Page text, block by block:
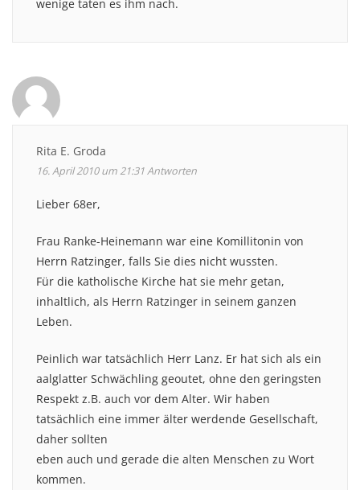
wenige taten es ihm nach.
Rita E. Groda
16. April 2010 um 21:31Antworten
Lieber 68er,
Frau Ranke-Heinemann war eine Komillitonin von
Herrn Ratzinger, falls Sie dies nicht wussten.
Für die katholische Kirche hat sie mehr getan,
inhaltlich, als Herrn Ratzinger in seinem ganzen
Leben.
Peinlich war tatsächlich Herr Lanz. Er hat sich als ein
aalglatter Schwächling geoutet, ohne den geringsten
Respekt z.B. auch vor dem Alter. Wir haben
tatsächlich eine immer älter werdende Gesellschaft,
daher sollten
eben auch und gerade die alten Menschen zu Wort
kommen.